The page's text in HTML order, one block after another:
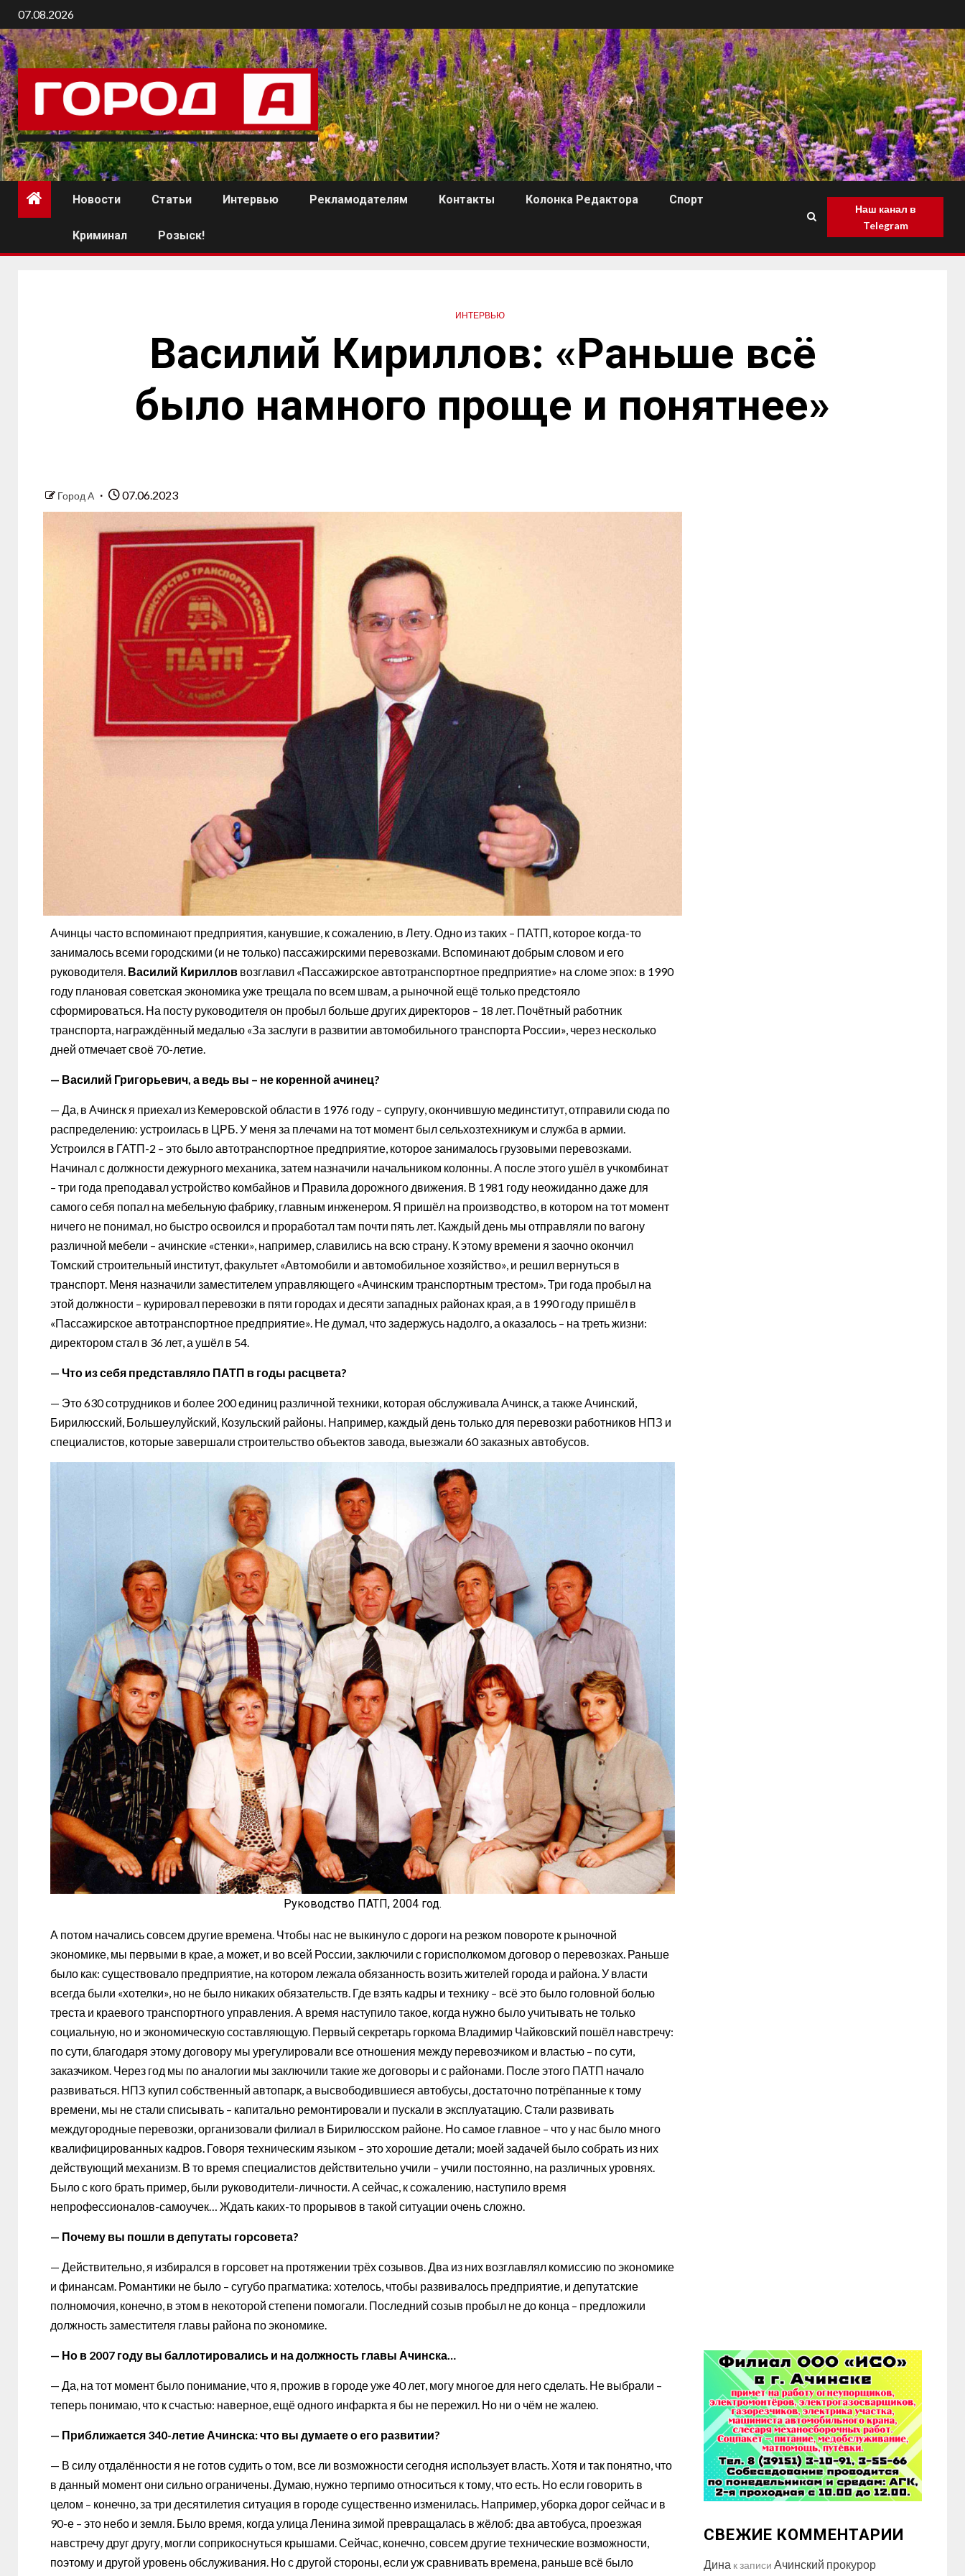
07.08.2026
Новости Статьи Интервью Рекламодателям Контакты Колонка Редактора Спорт
Криминал Розыск!
Наш канал в
Telegram
ИНТЕРВЬЮ
Василий Кириллов: «Раньше всё
было намного проще и понятнее»
Город А 07.06.2023
Ачинцы часто вспоминают предприятия, канувшие, к сожалению, в Лету. Одно из таких – ПАТП, которое когда-то
занималось всеми городскими (и не только) пассажирскими перевозками. Вспоминают добрым словом и его
руководителя. Василий Кириллов возглавил «Пассажирское автотранспортное предприятие» на сломе эпох: в 1990
году плановая советская экономика уже трещала по всем швам, а рыночной ещё только предстояло
сформироваться. На посту руководителя он пробыл больше других директоров – 18 лет. Почётный работник
транспорта, награждённый медалью «За заслуги в развитии автомобильного транспорта России», через несколько
дней отмечает своё 70-летие.
— Василий Григорьевич, а ведь вы – не коренной ачинец?
— Да, в Ачинск я приехал из Кемеровской области в 1976 году – супругу, окончившую мединститут, отправили сюда по
распределению: устроилась в ЦРБ. У меня за плечами на тот момент был сельхозтехникум и служба в армии.
Устроился в ГАТП-2 – это было автотранспортное предприятие, которое занималось грузовыми перевозками.
Начинал с должности дежурного механика, затем назначили начальником колонны. А после этого ушёл в учкомбинат
– три года преподавал устройство комбайнов и Правила дорожного движения. В 1981 году неожиданно даже для
самого себя попал на мебельную фабрику, главным инженером. Я пришёл на производство, в котором на тот момент
ничего не понимал, но быстро освоился и проработал там почти пять лет. Каждый день мы отправляли по вагону
различной мебели – ачинские «стенки», например, славились на всю страну. К этому времени я заочно окончил
Томский строительный институт, факультет «Автомобили и автомобильное хозяйство», и решил вернуться в
транспорт. Меня назначили заместителем управляющего «Ачинским транспортным трестом». Три года пробыл на
этой должности – курировал перевозки в пяти городах и десяти западных районах края, а в 1990 году пришёл в
«Пассажирское автотранспортное предприятие». Не думал, что задержусь надолго, а оказалось – на треть жизни:
директором стал в 36 лет, а ушёл в 54.
— Что из себя представляло ПАТП в годы расцвета?
— Это 630 сотрудников и более 200 единиц различной техники, которая обслуживала Ачинск, а также Ачинский,
Бирилюсский, Большеулуйский, Козульский районы. Например, каждый день только для перевозки работников НПЗ и
специалистов, которые завершали строительство объектов завода, выезжали 60 заказных автобусов.
Руководство ПАТП, 2004 год.
А потом начались совсем другие времена. Чтобы нас не выкинуло с дороги на резком повороте к рыночной
экономике, мы первыми в крае, а может, и во всей России, заключили с горисполкомом договор о перевозках. Раньше
было как: существовало предприятие, на котором лежала обязанность возить жителей города и района. У власти
всегда были «хотелки», но не было никаких обязательств. Где взять кадры и технику – всё это было головной болью
треста и краевого транспортного управления. А время наступило такое, когда нужно было учитывать не только
социальную, но и экономическую составляющую. Первый секретарь горкома Владимир Чайковский пошёл навстречу:
по сути, благодаря этому договору мы урегулировали все отношения между перевозчиком и властью – по сути,
заказчиком. Через год мы по аналогии мы заключили такие же договоры и с районами. После этого ПАТП начало
развиваться. НПЗ купил собственный автопарк, а высвободившиеся автобусы, достаточно потрёпанные к тому
времени, мы не стали списывать – капитально ремонтировали и пускали в эксплуатацию. Стали развивать
междугородные перевозки, организовали филиал в Бирилюсском районе. Но самое главное – что у нас было много
квалифицированных кадров. Говоря техническим языком – это хорошие детали; моей задачей было собрать из них
действующий механизм. В то время специалистов действительно учили – учили постоянно, на различных уровнях.
Было с кого брать пример, были руководители-личности. А сейчас, к сожалению, наступило время
непрофессионалов-самоучек… Ждать каких-то прорывов в такой ситуации очень сложно.
— Почему вы пошли в депутаты горсовета?
— Действительно, я избирался в горсовет на протяжении трёх созывов. Два из них возглавлял комиссию по экономике
и финансам. Романтики не было – сугубо прагматика: хотелось, чтобы развивалось предприятие, и депутатские
полномочия, конечно, в этом в некоторой степени помогали. Последний созыв пробыл не до конца – предложили
должность заместителя главы района по экономике.
— Но в 2007 году вы баллотировались и на должность главы Ачинска…
— Да, на тот момент было понимание, что я, прожив в городе уже 40 лет, могу многое для него сделать. Не выбрали –
теперь понимаю, что к счастью: наверное, ещё одного инфаркта я бы не пережил. Но ни о чём не жалею.
— Приближается 340-летие Ачинска: что вы думаете о его развитии?
— В силу отдалённости я не готов судить о том, все ли возможности сегодня использует власть. Хотя и так понятно, что
в данный момент они сильно ограничены. Думаю, нужно терпимо относиться к тому, что есть. Но если говорить в
целом – конечно, за три десятилетия ситуация в городе существенно изменилась. Например, уборка дорог сейчас и в
90-е – это небо и земля. Было время, когда улица Ленина зимой превращалась в жёлоб: два автобуса, проезжая
навстречу друг другу, могли соприкоснуться крышами. Сейчас, конечно, совсем другие технические возможности,
поэтому и другой уровень обслуживания. Но с другой стороны, если уж сравнивать времена, раньше всё было
СВЕЖИЕ КОММЕНТАРИИ
Дина к записи Ачинский прокурор